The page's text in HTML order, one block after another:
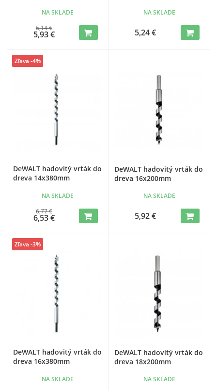
NA SKLADE
6,14 €
5,93 €
NA SKLADE
5,24 €
DeWALT hadovitý vrták do
dreva 14x380mm
NA SKLADE
6,77 €
6,53 €
Zľava -4%
DeWALT hadovitý vrták do
dreva 16x200mm
NA SKLADE
5,92 €
DeWALT hadovitý vrták do
dreva 16x380mm
NA SKLADE
Zľava -3%
DeWALT hadovitý vrták do
dreva 18x200mm
NA SKLADE